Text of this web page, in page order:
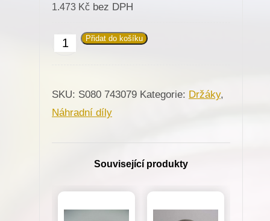
1.473 Kč bez DPH
743079
tyče
pro
množství
Přidat do košíku
SKU: S080 743079 Kategorie: Držáky,
Náhradní díly
Související produkty